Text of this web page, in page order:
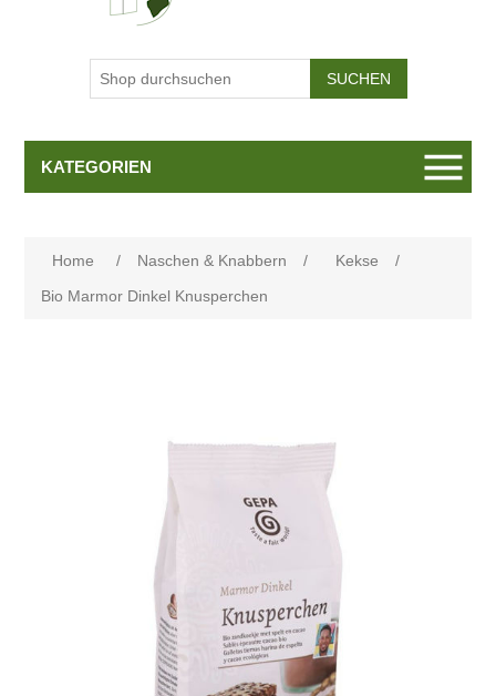
KATEGORIEN
Home / Naschen & Knabbern / Kekse
/
Bio Marmor Dinkel Knusperchen